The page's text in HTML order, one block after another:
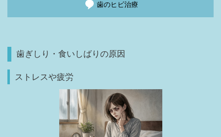
歯のヒビ治療
歯ぎしり・食いしばりの原因
ストレスや疲労